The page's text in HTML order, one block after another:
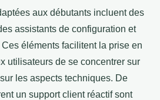
aux débutants incluent des
assistants de configuration et
éléments facilitent la prise en
utilisateurs de se concentrer sur
les aspects techniques. De
un support client réactif sont